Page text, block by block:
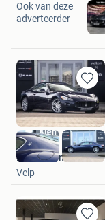
Ook van deze
adverteerder
Bewaren
in
Mijn
Kien Automotive
Velp